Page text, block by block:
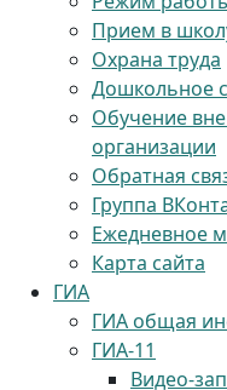
Прием в
Охрана труда
Дошкольное
Обучение
организации
Обратная
Группа
Ежедневное
Карта сайта
ГИА
ГИА общая
ГИА-11
Видео-